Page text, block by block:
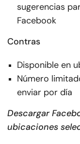
sugerencias
Facebook
Contras
Disponible en
Número
enviar por día
Descargar
ubicaciones